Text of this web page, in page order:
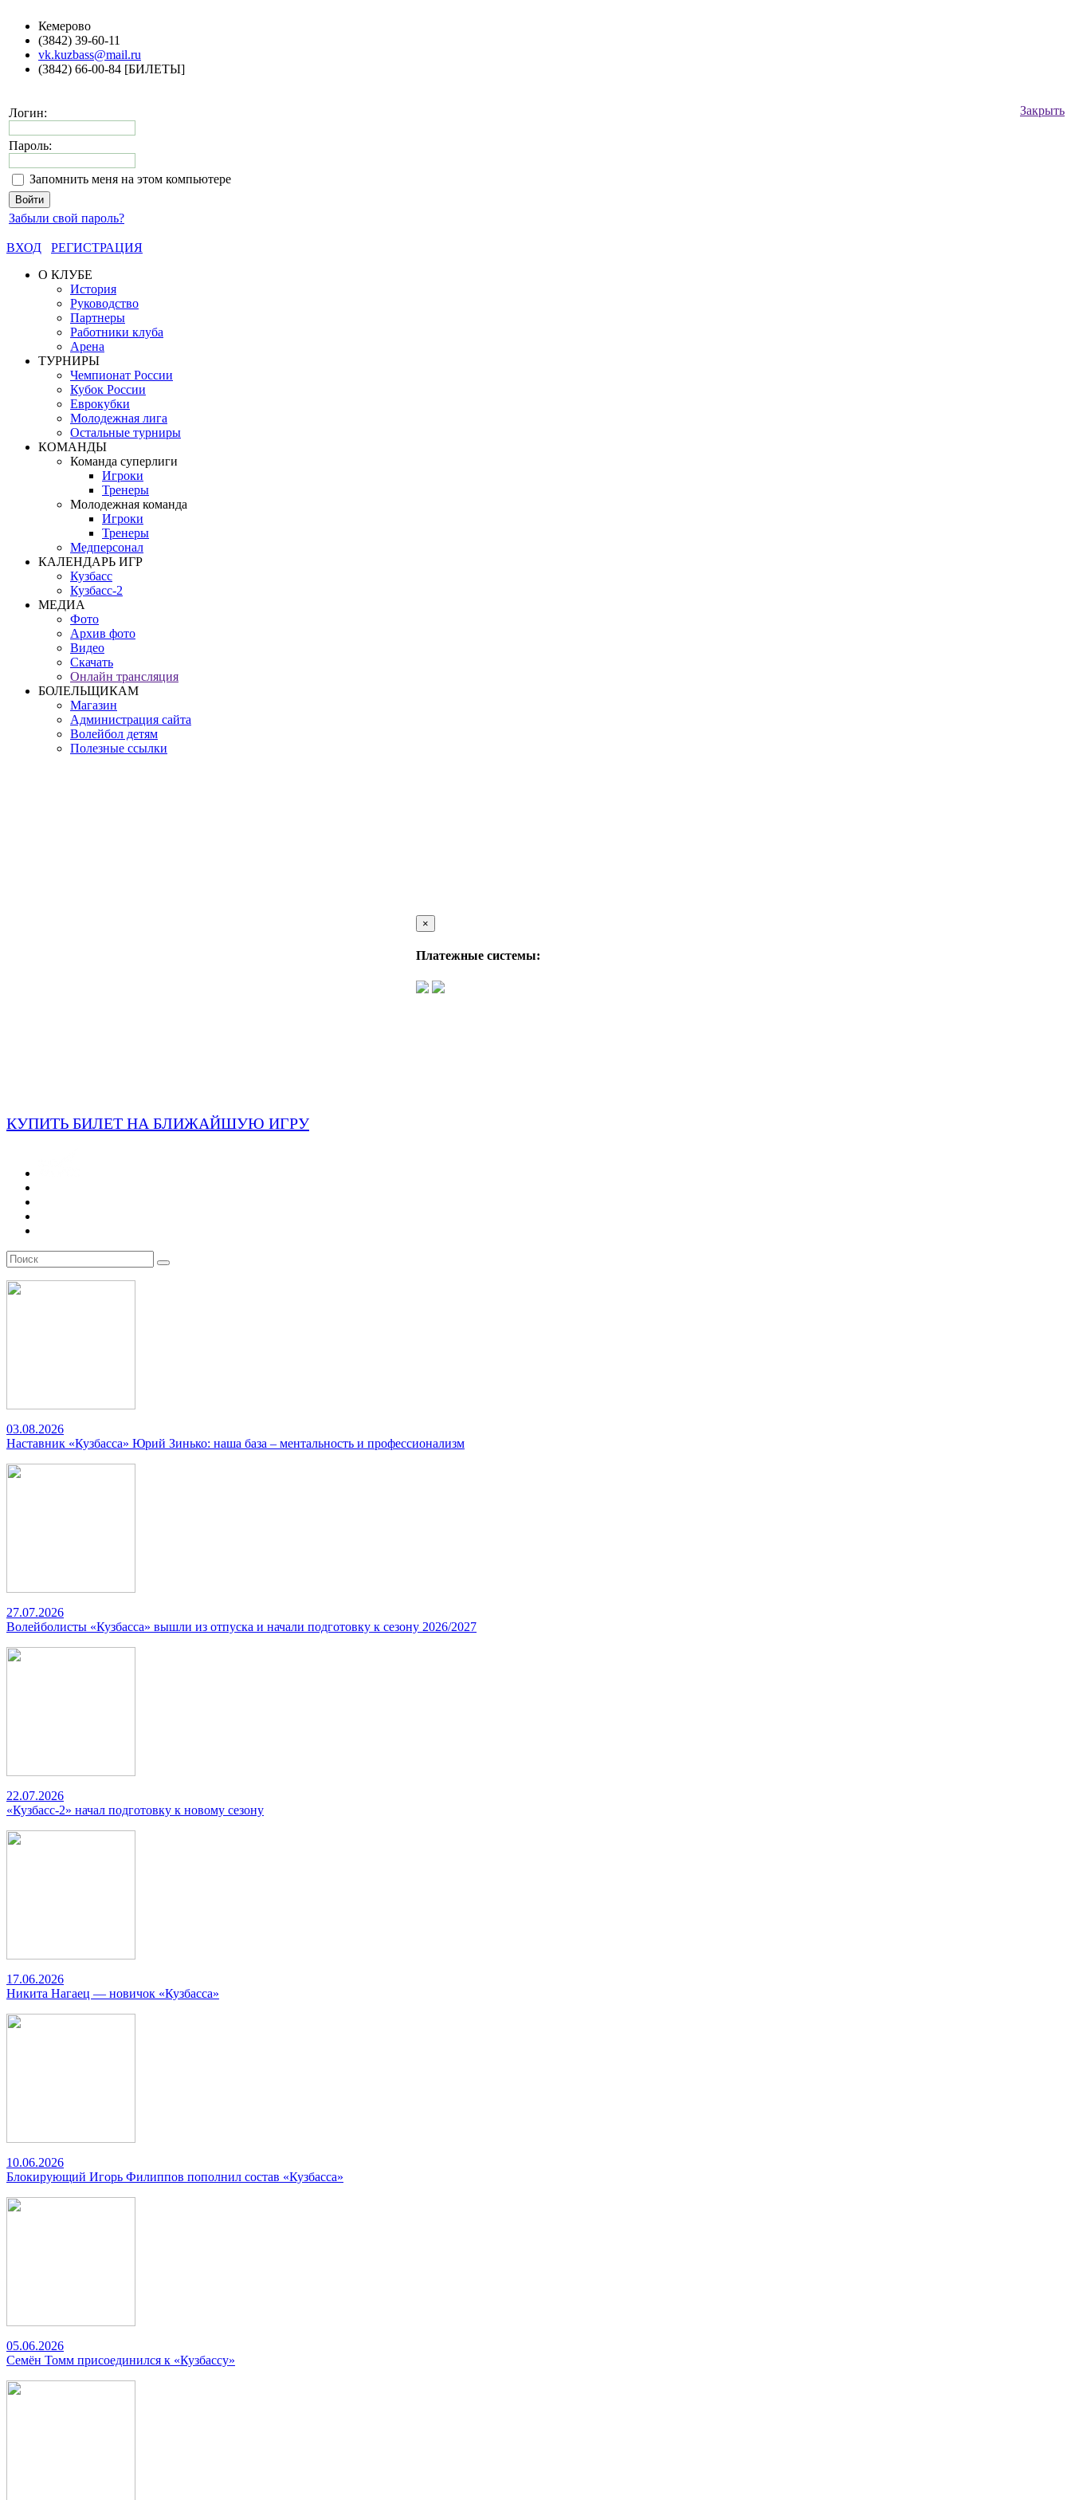
Кемерово
(3842) 39-60-11
vk.kuzbass@mail.ru
(3842) 66-00-84 [БИЛЕТЫ]
Закрыть
Логин:
Пароль:
Запомнить меня на этом компьютере
Забыли свой пароль?
ВХОД
РЕГИСТРАЦИЯ
О КЛУБЕ
История
Руководство
Партнеры
Работники клуба
Арена
ТУРНИРЫ
Чемпионат России
Кубок России
Еврокубки
Молодежная лига
Остальные турниры
КОМАНДЫ
Команда суперлиги
Игроки
Тренеры
Молодежная команда
Игроки
Тренеры
Медперсонал
КАЛЕНДАРЬ ИГР
Кузбасс
Кузбасс-2
МЕДИА
Фото
Архив фото
Видео
Скачать
Онлайн трансляция
БОЛЕЛЬЩИКАМ
Магазин
Администрация сайта
Волейбол детям
Полезные ссылки
×
Платежные системы:
КУПИТЬ БИЛЕТ НА БЛИЖАЙШУЮ ИГРУ
03.08.2026
Наставник «Кузбасса» Юрий Зинько: наша база – ментальность и профессионализм
27.07.2026
Волейболисты «Кузбасса» вышли из отпуска и начали подготовку к сезону 2026/2027
22.07.2026
«Кузбасс-2» начал подготовку к новому сезону
17.06.2026
Никита Нагаец — новичок «Кузбасса»
10.06.2026
Блокирующий Игорь Филиппов пополнил состав «Кузбасса»
05.06.2026
Семён Томм присоединился к «Кузбассу»